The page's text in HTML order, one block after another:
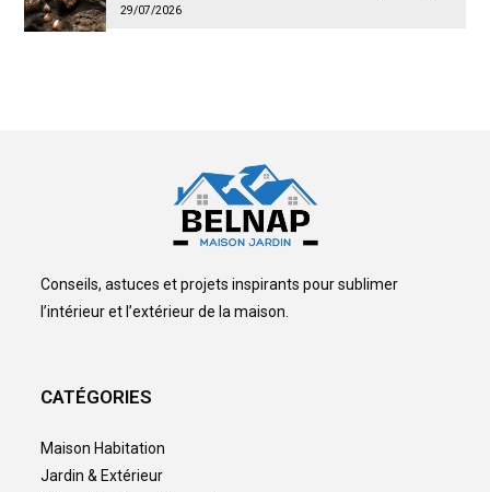
29/07/2026
Conseils, astuces et projets inspirants pour sublimer
l’intérieur et l’extérieur de la maison.
CATÉGORIES
Maison Habitation
Jardin & Extérieur